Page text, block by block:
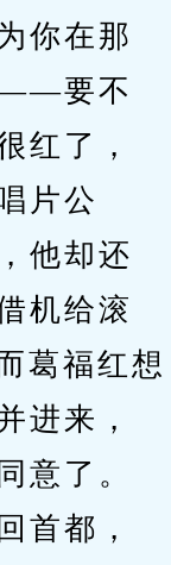
你在那
——要不
红了，
片公
他却还
机给滚
葛福红想
进来，
意了。
都，